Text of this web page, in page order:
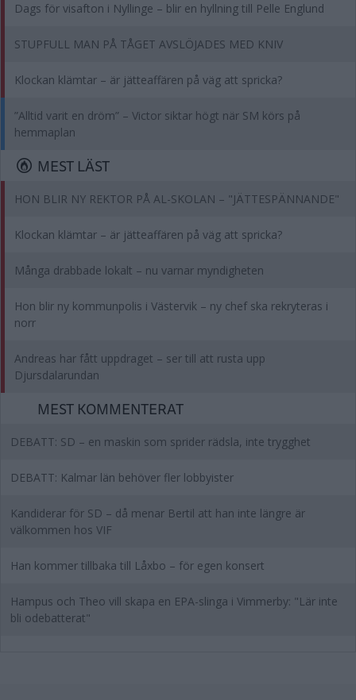
Dags för visafton i Nyllinge – blir en hyllning till Pelle Englund
STUPFULL MAN PÅ TÅGET AVSLÖJADES MED KNIV
Klockan klämtar – är jätteaffären på väg att spricka?
”Alltid varit en dröm” – Victor siktar högt när SM körs på
hemmaplan
MEST LÄST
HON BLIR NY REKTOR PÅ AL-SKOLAN – "JÄTTESPÄNNANDE"
Klockan klämtar – är jätteaffären på väg att spricka?
Många drabbade lokalt – nu varnar myndigheten
Hon blir ny kommunpolis i Västervik – ny chef ska rekryteras i
norr
Andreas har fått uppdraget – ser till att rusta upp
Djursdalarundan
MEST KOMMENTERAT
DEBATT: SD – en maskin som sprider rädsla, inte trygghet
DEBATT: Kalmar län behöver fler lobbyister
Kandiderar för SD – då menar Bertil att han inte längre är
välkommen hos VIF
Han kommer tillbaka till Låxbo – för egen konsert
Hampus och Theo vill skapa en EPA-slinga i Vimmerby: "Lär inte
bli odebatterat"